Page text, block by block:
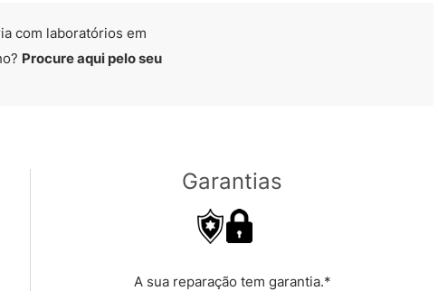
com laboratórios em
Procure aqui pelo seu
Garantias
A sua reparação tem garantia.*